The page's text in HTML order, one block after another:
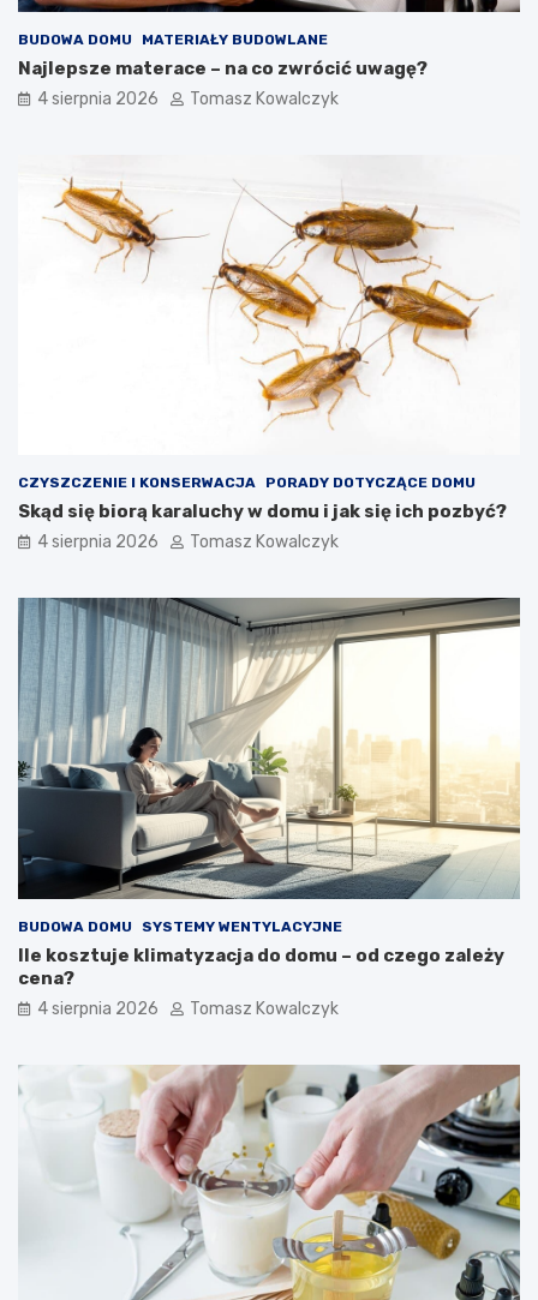
BUDOWA DOMU MATERIAŁY BUDOWLANE
Najlepsze materace – na co zwrócić uwagę?
4 sierpnia 2026 Tomasz Kowalczyk
CZYSZCZENIE I KONSERWACJA PORADY DOTYCZĄCE DOMU
Skąd się biorą karaluchy w domu i jak się ich pozbyć?
4 sierpnia 2026 Tomasz Kowalczyk
BUDOWA DOMU SYSTEMY WENTYLACYJNE
Ile kosztuje klimatyzacja do domu – od czego zależy
cena?
4 sierpnia 2026 Tomasz Kowalczyk